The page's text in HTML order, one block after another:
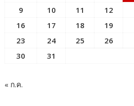
9
10 11 12
16
17 18 19
23
24 25 26
30
31
« ก.ค.